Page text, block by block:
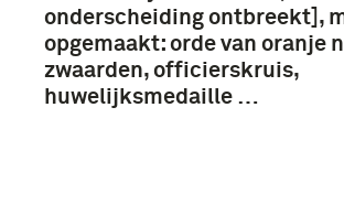
1701-1750 (26)
1901-1950 (25)
onderscheiding ontbreekt],
opgemaakt: orde van oranje
zwaarden, officierskruis,
huwelijksmedaille …